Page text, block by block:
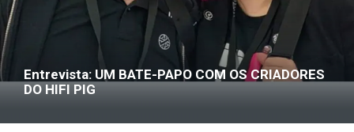
Entrevista: UM BATE-PAPO COM OS CRIADORES
DO HIFI PIG